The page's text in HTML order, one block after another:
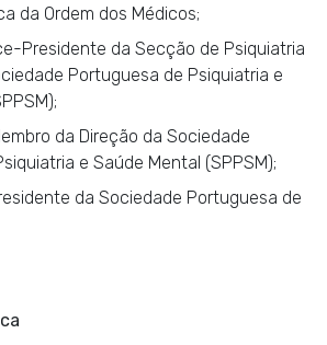
da Ordem dos Médicos;
Presidente da Secção de Psiquiatria
Portuguesa de Psiquiatria e
da Direção da Sociedade
e Saúde Mental (SPPSM);
da Sociedade Portuguesa de